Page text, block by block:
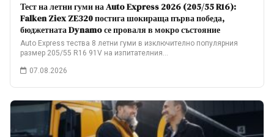
Тест на летни гуми на Auto Express 2026 (205/55 R16):
Falken Ziex ZE320 постига шокираща първа победа,
бюджетната Dynamo се проваля в мокро състояние
Auto Express тества 8 летни гуми в изключително популярния
размер 205/55 R16 91V на изпитателния…
07.08.2026